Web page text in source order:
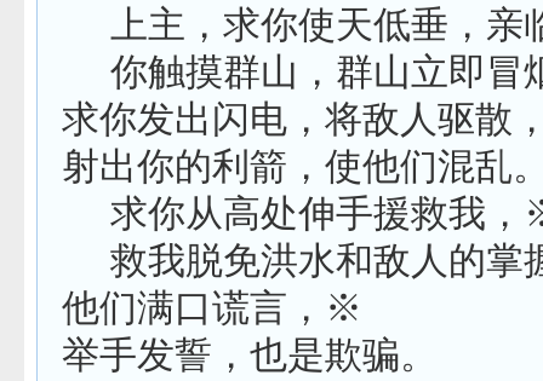
上主，求你使天低垂，
你触摸群山，群山立即冒
求你发出闪电，将敌人驱散
射出你的利箭，使他们混乱
求你从高处伸手援救我
救我脱免洪水和敌人的掌
他们满口谎言，※
举手发誓，也是欺骗。